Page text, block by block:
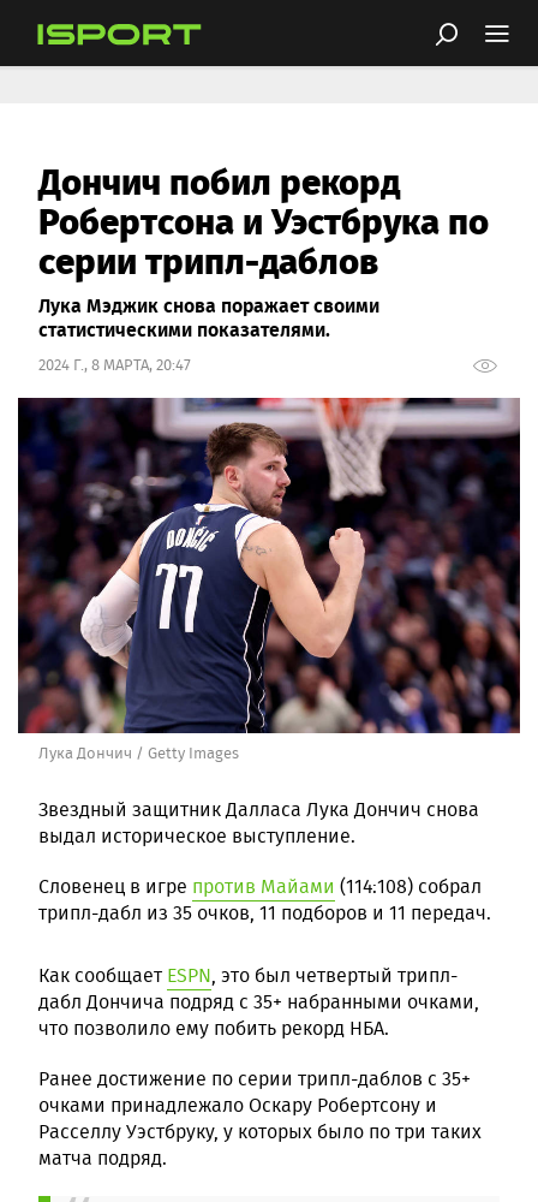
Дончич побил рекорд
Робертсона и Уэстбрука по
серии трипл-даблов
Лука Мэджик снова поражает своими
статистическими показателями.
2024 Г., 8 МАРТА, 20:47
Лука Дончич / Getty Images
Звездный защитник Далласа Лука Дончич снова
выдал историческое выступление.
Словенец в игре против Майами (114:108) собрал
трипл-дабл из 35 очков, 11 подборов и 11 передач.
Как сообщает ESPN, это был четвертый трипл-
дабл Дончича подряд с 35+ набранными очками,
что позволило ему побить рекорд НБА.
Ранее достижение по серии трипл-даблов с 35+
очками принадлежало Оскару Робертсону и
Расселлу Уэстбруку, у которых было по три таких
матча подряд.